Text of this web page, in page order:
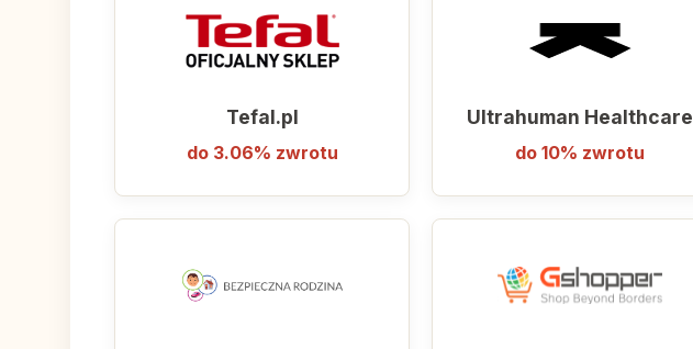
Tefal.pl
do 3.06% zwrotu
Ultrahuman Healthcare
do 10% zwrotu